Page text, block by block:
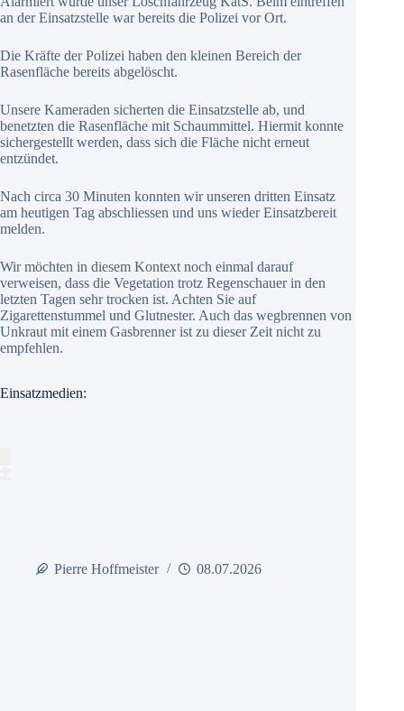
an der Einsatzstelle war bereits die Polizei vor Ort.
Die Kräfte der Polizei haben den kleinen Bereich der
Rasenfläche bereits abgelöscht.
Unsere Kameraden sicherten die Einsatzstelle ab, und
benetzten die Rasenfläche mit Schaummittel. Hiermit konnte
sichergestellt werden, dass sich die Fläche nicht erneut
entzündet.
Nach circa 30 Minuten konnten wir unseren dritten Einsatz
am heutigen Tag abschliessen und uns wieder Einsatzbereit
melden.
Wir möchten in diesem Kontext noch einmal darauf
verweisen, dass die Vegetation trotz Regenschauer in den
letzten Tagen sehr trocken ist. Achten Sie auf
Zigarettenstummel und Glutnester. Auch das wegbrennen von
Unkraut mit einem Gasbrenner ist zu dieser Zeit nicht zu
empfehlen.
Einsatzmedien:
Pierre Hoffmeister 08.07.2026